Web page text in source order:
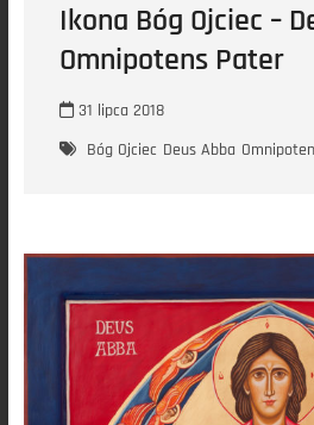
Ikona Bóg Ojciec –
Omnipotens Pater
31 lipca 2018
Bóg Ojciec Deus Abba